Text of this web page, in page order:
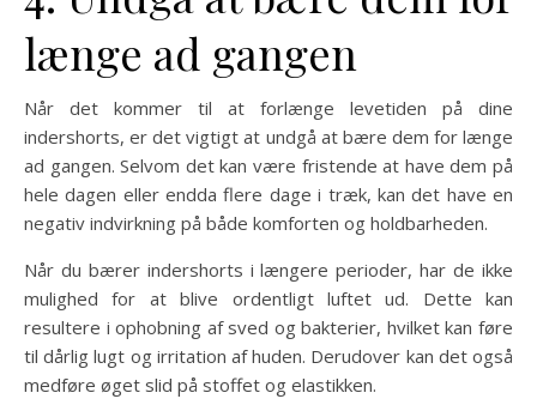
længe ad gangen
Når det kommer til at forlænge levetiden på dine
indershorts, er det vigtigt at undgå at bære dem for længe
ad gangen. Selvom det kan være fristende at have dem på
hele dagen eller endda flere dage i træk, kan det have en
negativ indvirkning på både komforten og holdbarheden.
Når du bærer indershorts i længere perioder, har de ikke
mulighed for at blive ordentligt luftet ud. Dette kan
resultere i ophobning af sved og bakterier, hvilket kan føre
til dårlig lugt og irritation af huden. Derudover kan det også
medføre øget slid på stoffet og elastikken.